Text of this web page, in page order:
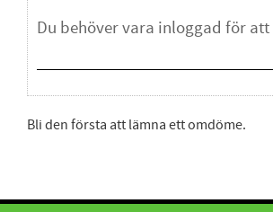
Bli den första att lämna ett omdöme.